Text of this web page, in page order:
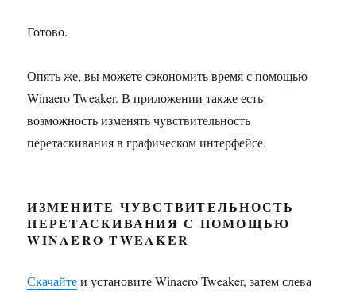
Готово.
Опять же, вы можете сэкономить время с помощью
Winaero Tweaker. В приложении также есть
возможность изменять чувствительность
перетаскивания в графическом интерфейсе.
ИЗМЕНИТЕ ЧУВСТВИТЕЛЬНОСТЬ
ПЕРЕТАСКИВАНИЯ С ПОМОЩЬЮ
WINAERO TWEAKER
Скачайтеи установите Winaero Tweaker, затем слева